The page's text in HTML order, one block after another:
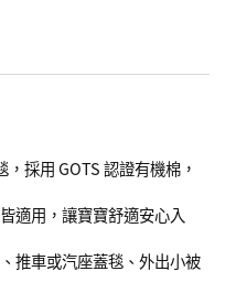
採用 GOTS 認證有機棉，
適用，讓寶寶舒適安心入
推車或汽座蓋毯、外出小被